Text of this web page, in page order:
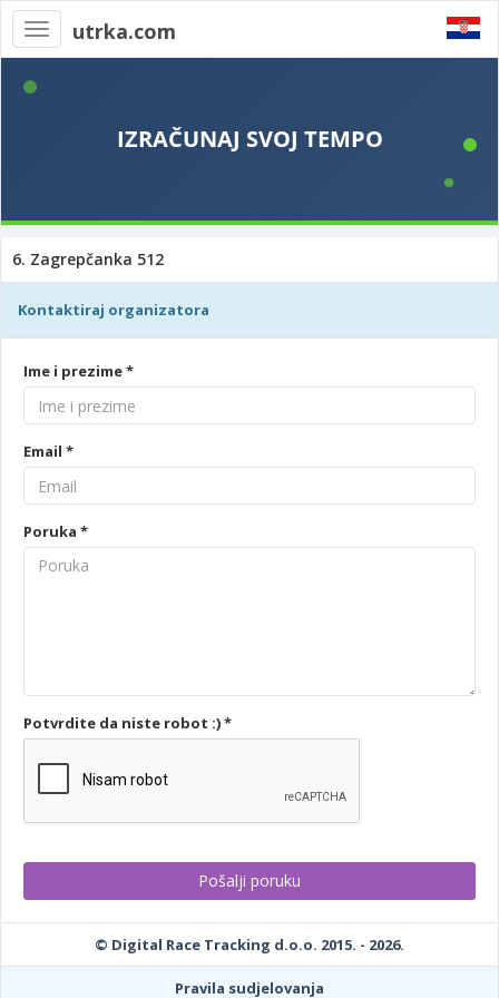
Toggle
navigation
utrka.com
6. Zagrepčanka 512
Kontaktiraj organizatora
Ime i prezime *
Email *
Poruka *
Potvrdite da niste robot :) *
© Digital Race Tracking d.o.o. 2015. - 2026.
Pravila sudjelovanja